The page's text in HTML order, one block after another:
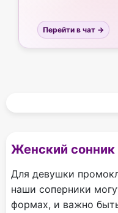
Перейти в чат →
Женский сонник
Для девушки
наши соперники
формах, и важно